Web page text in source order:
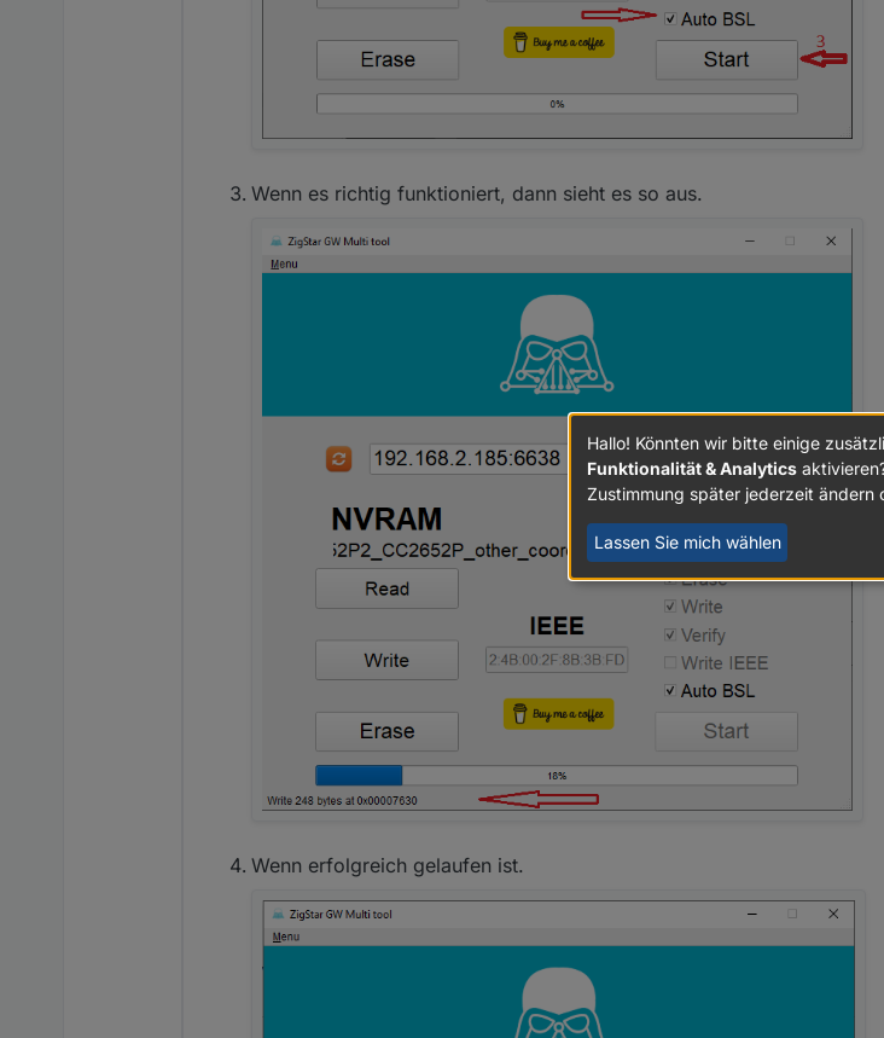
Wenn es richtig funktioniert, dann sieht es so aus.
Wenn erfolgreich gelaufen ist.
Hallo! Könnten wir bitte einige
Funktionalität & Analytics
Zustimmung später jederzeit ändern
Lassen Sie mich wählen